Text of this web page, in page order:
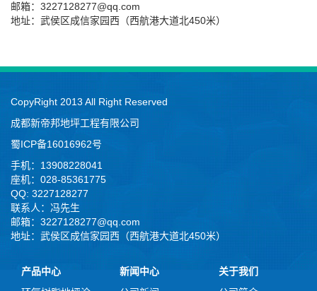
邮箱：3227128277@qq.com
地址：武侯区成信家园西（西航港大道北450米）
CopyRight 2013 All Right Reserved
成都新帝邦地坪工程有限公司
蜀ICP备16016962号
手机：13908228041
座机：028-85361775
QQ: 3227128277
联系人：冯先生
邮箱：3227128277@qq.com
地址：武侯区成信家园西（西航港大道北450米）
产品中心
新闻中心
关于我们